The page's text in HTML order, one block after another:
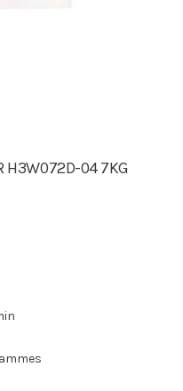
H3W072D-04 7KG